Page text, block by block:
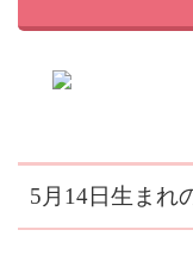
5月14日生まれ